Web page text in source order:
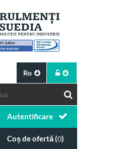
Ro
Autentificare
Coș de ofertă (0)